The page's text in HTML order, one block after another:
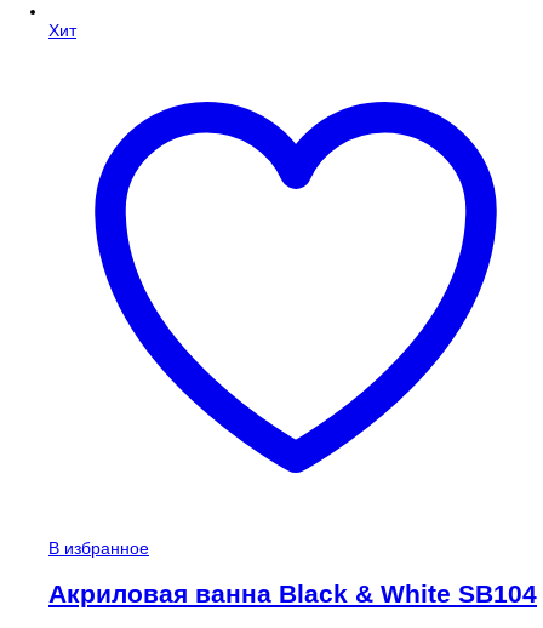
Хит
В избранное
Акриловая ванна Black & White SB104